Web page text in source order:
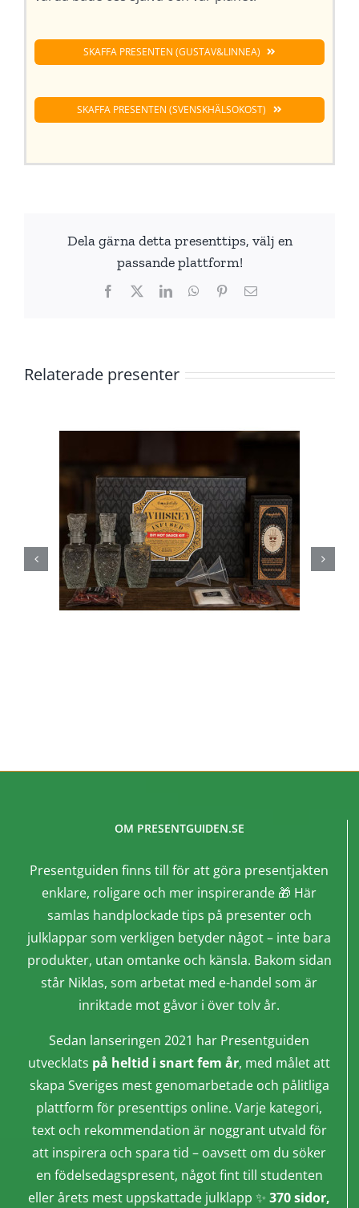
SKAFFA PRESENTEN (GUSTAV&LINNEA)
SKAFFA PRESENTEN (SVENSKHÄLSOKOST)
Dela gärna detta presenttips, välj en
passande plattform!
Facebook LinkedInWhatsApp
Pinterest
E-
Relaterade presenter
OM PRESENTGUIDEN.SE
Presentguiden finns till för att göra presentjakten
enklare, roligare och mer inspirerande 🎁 Här
samlas handplockade tips på presenter och
julklappar som verkligen betyder något – inte bara
produkter, utan omtanke och känsla. Bakom sidan
står Niklas, som arbetat med e-handel som är
inriktade mot gåvor i över tolv år.
Sedan lanseringen 2021 har Presentguiden
utvecklats på heltid i snart fem år, med målet att
skapa Sveriges mest genomarbetade och pålitliga
plattform för presenttips online. Varje kategori,
text och rekommendation är noggrant utvald för
att inspirera och spara tid – oavsett om du söker
en födelsedagspresent, något fint till studenten
eller årets mest uppskattade julklapp ✨ 370 sidor,